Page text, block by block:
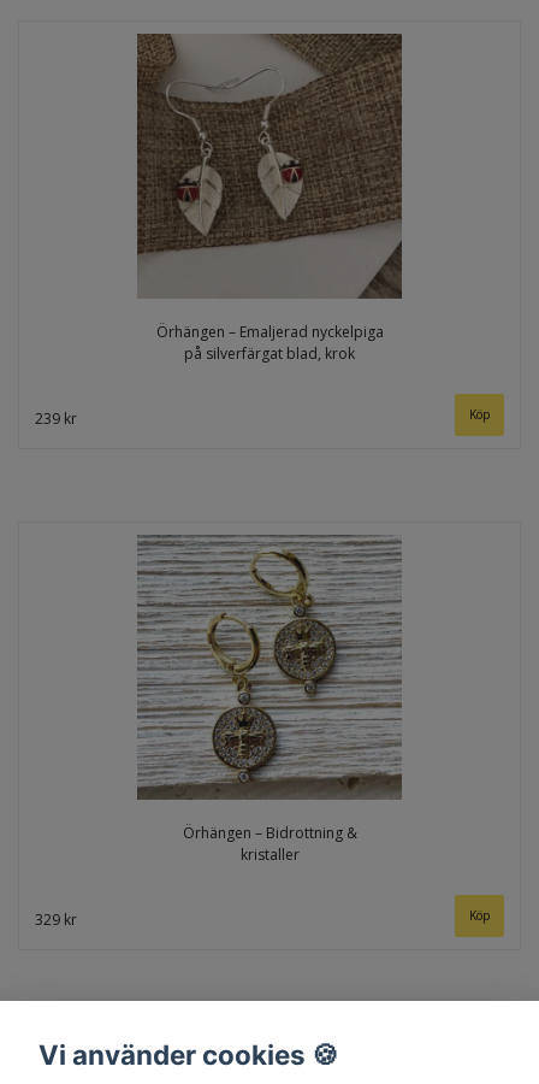
Örhängen – Emaljerad nyckelpiga
på silverfärgat blad, krok
239 kr
Örhängen – Bidrottning &
kristaller
329 kr
Vi använder cookies 🍪